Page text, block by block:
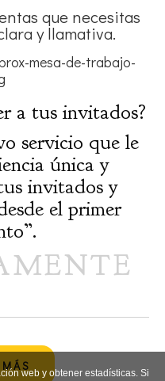
que necesitas
y llamativa.
a tus invitados?
servicio que le
única y
invitados y
el primer
web y obtener estadísticas. Si